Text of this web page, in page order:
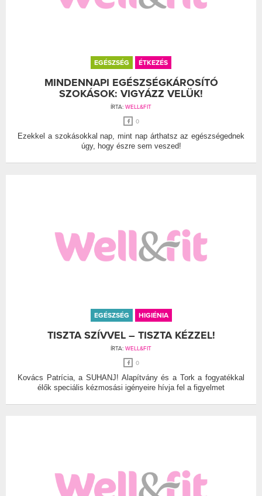
EGÉSZSÉG ÉTKEZÉS
MINDENNAPI EGÉSZSÉGKÁROSÍTÓ
SZOKÁSOK: VIGYÁZZ VELÜK!
ÍRTA: WELL&FIT
0
Ezekkel a szokásokkal nap, mint nap árthatsz az egészségednek
úgy, hogy észre sem veszed!
EGÉSZSÉG HIGIÉNIA
TISZTA SZÍVVEL – TISZTA KÉZZEL!
ÍRTA: WELL&FIT
0
Kovács Patrícia, a SUHANJ! Alapítvány és a Tork a fogyatékkal
élők speciális kézmosási igényeire hívja fel a figyelmet